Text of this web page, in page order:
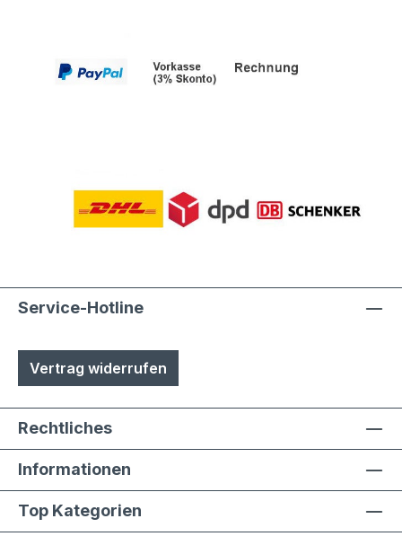
Service-Hotline
Vertrag widerrufen
Rechtliches
Informationen
Top Kategorien